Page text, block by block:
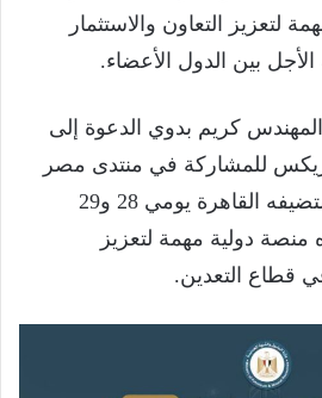
لتعزيز التعاون والاستثمار
بين الدول الأعضاء.
كريم بدوي الدعوة إلى
للمشاركة في منتدى مصر
للتعدين 2026، الذي تستضيفه القاهرة يومي 28 و29
منصة دولية مهمة لتعزيز
قطاع التعدين.